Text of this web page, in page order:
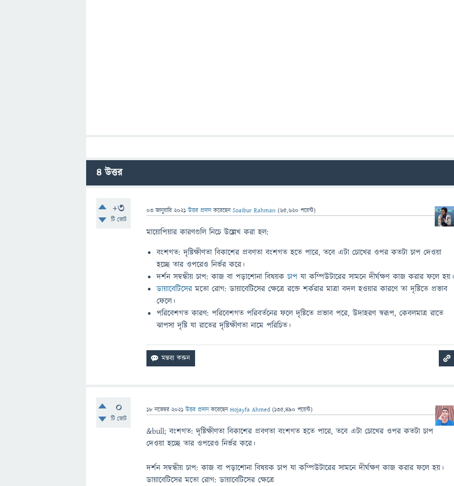
4উত্তর
+3
টি ভোট
03 জানুয়ারি 2021 উত্তর প্রদান করেছেনSoaibur Rahman (65,620 পয়েন্ট)
মায়োপিয়ার কারণগুলি নিচে উল্লেখ করা হল:
বংশগত: দৃষ্টিক্ষীণতা বিকাশের প্রবণতা বংশগত হতে পারে, তবে এটা চোখের ওপর কতটা চাপ দেওয়া
হচ্ছে তার ওপরেও নির্ভর করে।
দর্শন সম্বন্ধীয় চাপ: কাজ বা পড়াশোনা বিষয়কচাপ যা কম্পিউটারের সামনে দীর্ঘক্ষণ কাজ করার ফলে হয়।
ডায়াবেটিসেরমতো রোগ: ডায়াবেটিসের ক্ষেত্রে রক্তে শর্করার মাত্রা বদল হওয়ার কারণে তা দৃষ্টিতে প্রভাব
ফেলে।
পরিবেশগত কারণ: পরিবেশগত পরিবর্তনের ফলে দৃষ্টিতে প্রভাব পরে, উদাহরণ স্বরূপ, কেবলমাত্র রাতে
ঝাপসা দৃষ্টি যা রাতের দৃষ্টিক্ষীণতা নামে পরিচিত।
0
টি ভোট
18 নভেম্বর 2021 উত্তর প্রদান করেছেনHojayfa Ahmed (135,490 পয়েন্ট)
&bull; বংশগত: দৃষ্টিক্ষীণতা বিকাশের প্রবণতা বংশগত হতে পারে, তবে এটা চোখের ওপর কতটা চাপ
দেওয়া হচ্ছে তার ওপরেও নির্ভর করে।
দর্শন সম্বন্ধীয় চাপ: কাজ বা পড়াশোনা বিষয়ক চাপ যা কম্পিউটারের সামনে দীর্ঘক্ষণ কাজ করার ফলে হয়।
ডায়াবেটিসের মতো রোগ: ডায়াবেটিসের ক্ষেত্রে